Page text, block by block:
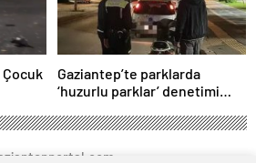
Çocuk
Gaziantep’te parklarda
‘huzurlu parklar’ denetimi